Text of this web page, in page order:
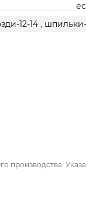
12-14 ,
производства.